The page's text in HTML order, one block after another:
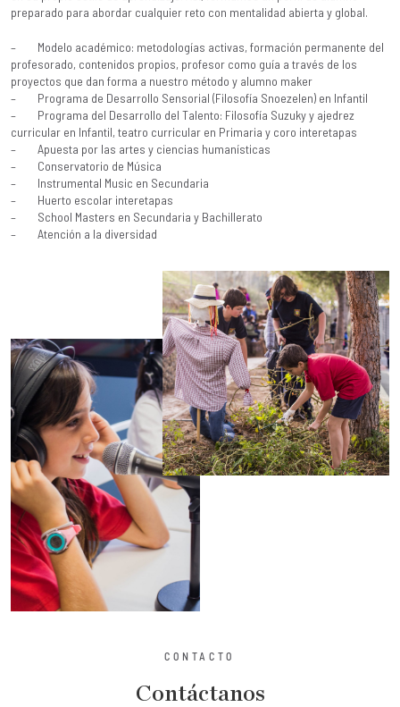
preparado para abordar cualquier reto con mentalidad abierta y global.
– Modelo académico: metodologías activas, formación permanente del
profesorado, contenidos propios, profesor como guía a través de los
proyectos que dan forma a nuestro método y alumno maker
– Programa de Desarrollo Sensorial (Filosofía Snoezelen) en Infantil
– Programa del Desarrollo del Talento: Filosofía Suzuky y ajedrez
curricular en Infantil, teatro curricular en Primaria y coro interetapas
– Apuesta por las artes y ciencias humanísticas
– Conservatorio de Música
– Instrumental Music en Secundaria
– Huerto escolar interetapas
– School Masters en Secundaria y Bachillerato
– Atención a la diversidad
CONTACTO
Contáctanos